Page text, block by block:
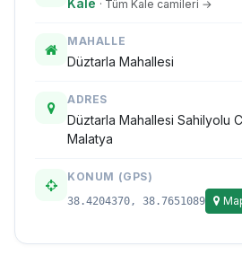
Kale · Tüm Kale camileri →
MAHALLE
Düztarla Mahallesi
ADRES
Düztarla Mahallesi Sahilyolu
Malatya
KONUM (GPS)
38.4204370, 38.7651089